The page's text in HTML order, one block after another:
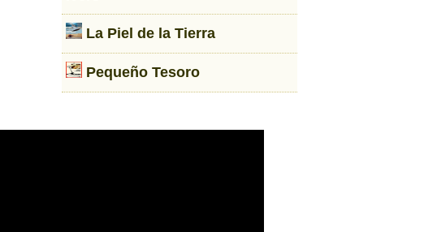
La Piel de la Tierra
Pequeño Tesoro